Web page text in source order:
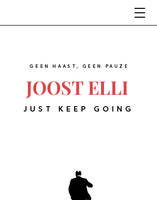
JOOST ELLI
GEEN HAAST, GEEN PAUZE
JUST KEEP GOING